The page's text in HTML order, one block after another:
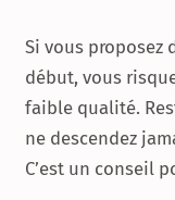
Si vous proposez
début, vous
faible qualité.
ne descendez
C’est un conseil